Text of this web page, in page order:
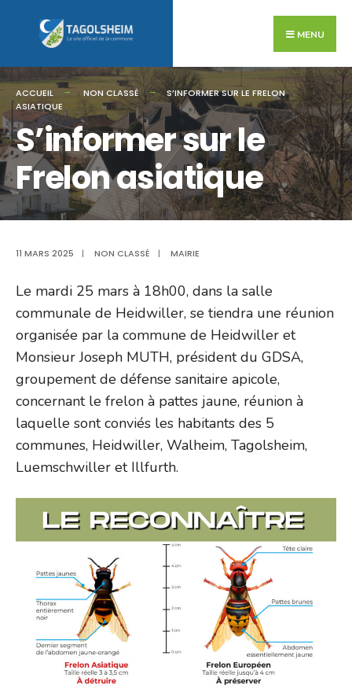
MENU
ACCUEIL NON CLASSÉ
S’INFORMER SUR LE FRELON
ASIATIQUE
S’informer sur le
Frelon asiatique
11 MARS 2025 | NON CLASSÉ | MAIRIE
Le mardi 25 mars à 18h00, dans la salle
communale de Heidwiller, se tiendra une réunion
organisée par la commune de Heidwiller et
Monsieur Joseph MUTH, président du GDSA,
groupement de défense sanitaire apicole,
concernant le frelon à pattes jaune, réunion à
laquelle sont conviés les habitants des 5
communes, Heidwiller, Walheim, Tagolsheim,
Luemschwiller et Illfurth.
for: